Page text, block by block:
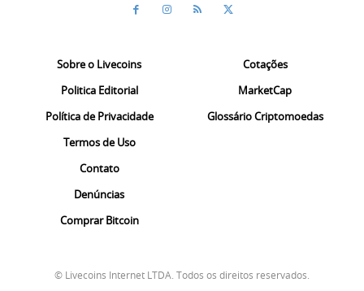
Sobre o Livecoins
Politica Editorial
Política de Privacidade
Termos de Uso
Contato
Denúncias
Comprar Bitcoin
Cotações
MarketCap
Glossário Criptomoedas
© Livecoins Internet LTDA. Todos os direitos reservados.